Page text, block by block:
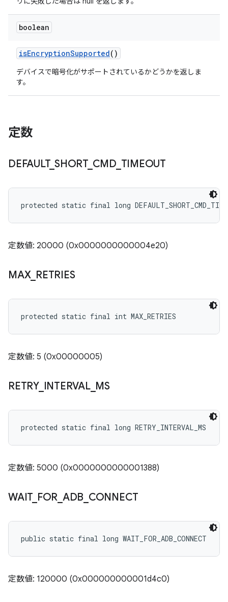
boolean
isEncryptionSupported()
デバイスで暗号化がサポートされているかどうかを返しま
す。
定数
DEFAULT_ SHORT_ CMD_ TIMEOUT
protected static final long
定数値: 20000 (0x0000000000004e20)
MAX_ RETRIES
protected static final int MAX_RETRIES
定数値: 5 (0x00000005)
RETRY_ INTERVAL_ MS
protected static final long RETRY_INTERVAL_MS
定数値: 5000 (0x0000000000001388)
WAIT_ FOR ADB CONNECT
public static final long WAIT_FOR_ADB_CONNECT
定数値: 120000 (0x000000000001d4c0)